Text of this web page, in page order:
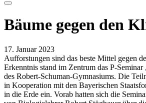
Bäume gegen den
17. Januar 2023
Aufforstungen sind das beste Mittel gegen
Erkenntnis stand im Zentrum das P-Seminar
des Robert-Schuman-Gymnasiums. Die
in Kooperation mit den Bayerischen
in die Erde ein. Vorab hatten sich die